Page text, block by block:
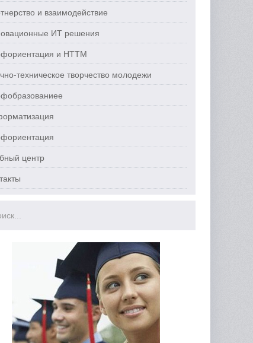
и взаимодействие
ИТ решения
и НТТМ
техническое творчество молодежи
центр